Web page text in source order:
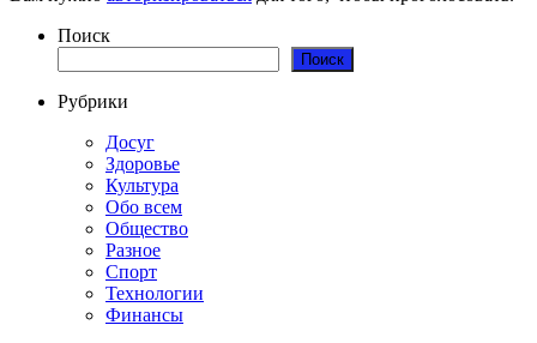
Поиск
Поиск
Рубрики
Досуг
Здоровье
Культура
Обо всем
Общество
Разное
Спорт
Технологии
Финансы